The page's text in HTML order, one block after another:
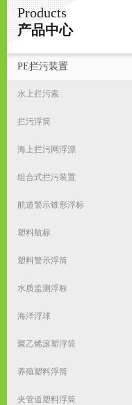
宁波君益塑业有限公司
Products
产品中心
PE拦污装置
水上拦污索
拦污浮筒
海上拦污网浮漂
组合式拦污装置
航道警示锥形浮标
塑料航标
塑料警示浮筒
水质监测浮标
海洋浮球
聚乙烯滚塑浮筒
养殖塑料浮筒
夹管道塑料浮筒